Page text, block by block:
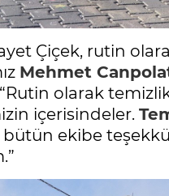
Çiçek, rutin
Mehmet
olarak
içerisindeler.
ekibe